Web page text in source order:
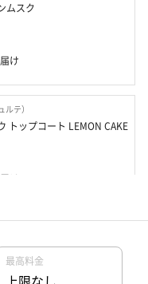
ムスク
け
テ）
トップコート LEMON CAKE
け
薔薇ブーケ＆美容ハンドク